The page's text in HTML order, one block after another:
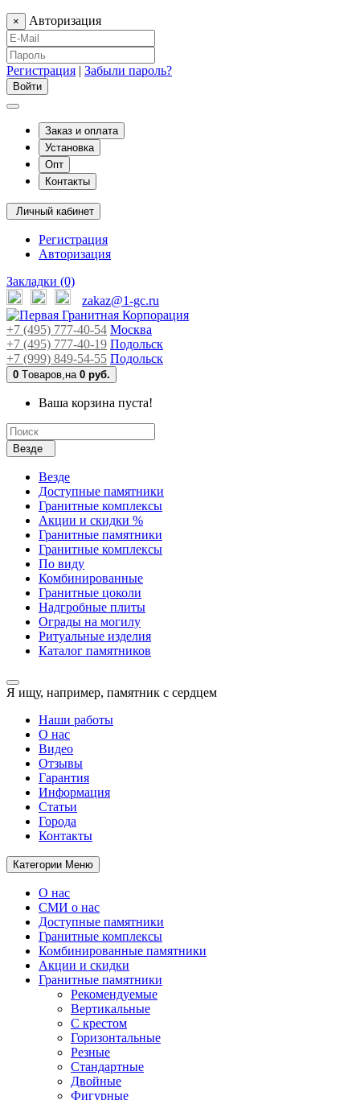
× Авторизация
Регистрация | Забыли пароль?
Заказ и оплата
Установка
Опт
Контакты
Личный кабинет
Регистрация
Авторизация
Закладки (0)
zakaz@1-gc.ru
+7 (495) 777-40-54 Москва
+7 (495) 777-40-19 Подольск
+7 (999) 849-54-55 Подольск
0 Tоваров,на 0 руб.
Ваша корзина пуста!
Везде
Везде
Доступные памятники
Гранитные комплексы
Акции и скидки %
Гранитные памятники
Гранитные комплексы
По виду
Комбинированные
Гранитные цоколи
Надгробные плиты
Ограды на могилу
Ритуальные изделия
Каталог памятников
Я ищу, например, памятник с сердцем
Наши работы
О нас
Видео
Отзывы
Гарантия
Информация
Статьи
Города
Контакты
Категории Меню
О нас
СМИ о нас
Доступные памятники
Гранитные комплексы
Комбинированные памятники
Акции и скидки
Гранитные памятники
Рекомендуемые
Вертикальные
С крестом
Горизонтальные
Резные
Стандартные
Двойные
Фигурные